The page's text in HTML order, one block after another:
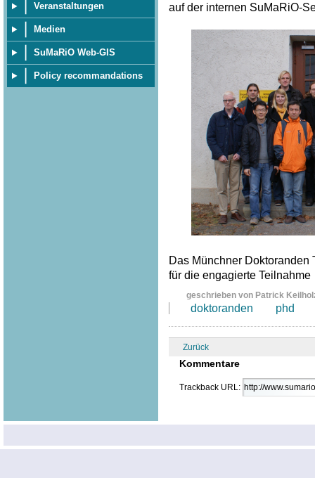
Veranstaltungen
Medien
SuMaRiO Web-GIS
Policy recommandations
auf der internen SuMaRiO-
Das Münchner Doktoranden
für die engagierte Teilnahme
geschrieben von Patrick
doktoranden phd
Zurück
Kommentare
Trackback URL: